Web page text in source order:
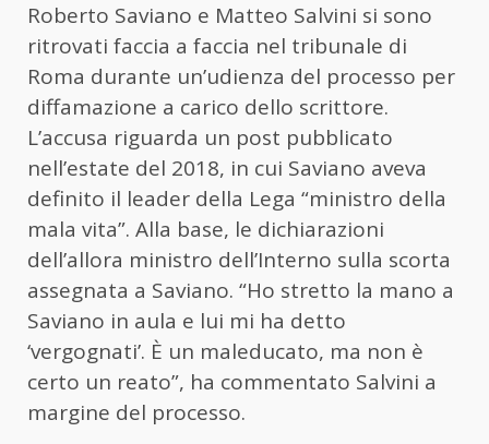
Roberto Saviano e Matteo Salvini si sono
ritrovati faccia a faccia nel tribunale di
Roma durante un’udienza del processo per
diffamazione a carico dello scrittore.
L’accusa riguarda un post pubblicato
nell’estate del 2018, in cui Saviano aveva
definito il leader della Lega “ministro della
mala vita”. Alla base, le dichiarazioni
dell’allora ministro dell’Interno sulla scorta
assegnata a Saviano. “Ho stretto la mano a
Saviano in aula e lui mi ha detto
‘vergognati’. È un maleducato, ma non è
certo un reato”, ha commentato Salvini a
margine del processo.